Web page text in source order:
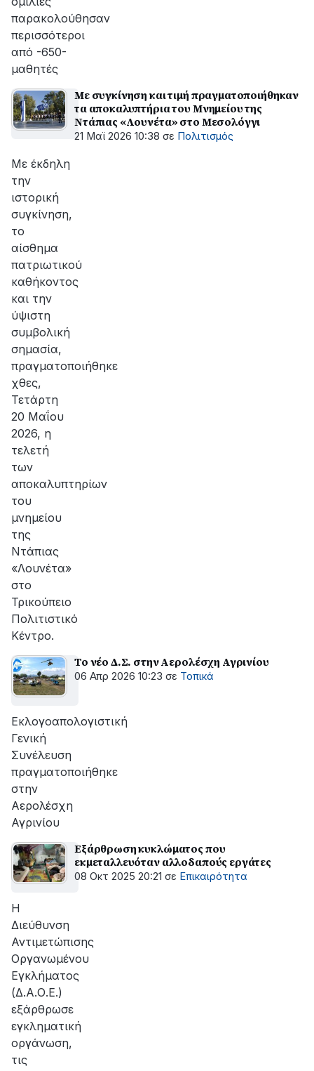
παρακολούθησαν
περισσότεροι
από -650-
μαθητές
Με συγκίνηση και τιμή πραγματοποιήθηκαν
τα αποκαλυπτήρια του Μνημείου της
Ντάπιας «Λουνέτα» στο Μεσολόγγι
21 Μαϊ 2026 10:38 σε Πολιτισμός
Με έκδηλη
την
ιστορική
συγκίνηση,
το
αίσθημα
πατριωτικού
καθήκοντος
και την
ύψιστη
συμβολική
σημασία,
πραγματοποιήθηκε
χθες,
Τετάρτη
20 Μαΐου
2026, η
τελετή
των
αποκαλυπτηρίων
του
μνημείου
της
Ντάπιας
«Λουνέτα»
στο
Τρικούπειο
Πολιτιστικό
Κέντρο.
Το νέο Δ.Σ. στην Αερολέσχη Αγρινίου
06 Απρ 2026 10:23 σε Τοπικά
Εκλογοαπολογιστική
Γενική
Συνέλευση
πραγματοποιήθηκε
στην
Αερολέσχη
Αγρινίου
Εξάρθρωση κυκλώματος που
εκμεταλλευόταν αλλοδαπούς εργάτες
08 Οκτ 2025 20:21 σε Επικαιρότητα
Η
Διεύθυνση
Αντιμετώπισης
Οργανωμένου
Εγκλήματος
(Δ.Α.Ο.Ε.)
εξάρθρωσε
εγκληματική
οργάνωση,
τις